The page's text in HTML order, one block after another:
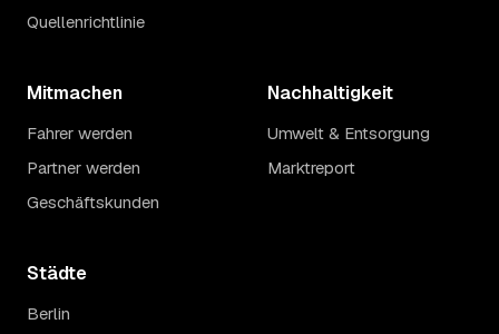
Quellenrichtlinie
Mitmachen
Fahrer werden
Partner werden
Geschäftskunden
Nachhaltigkeit
Umwelt & Entsorgung
Marktreport
Städte
Berlin